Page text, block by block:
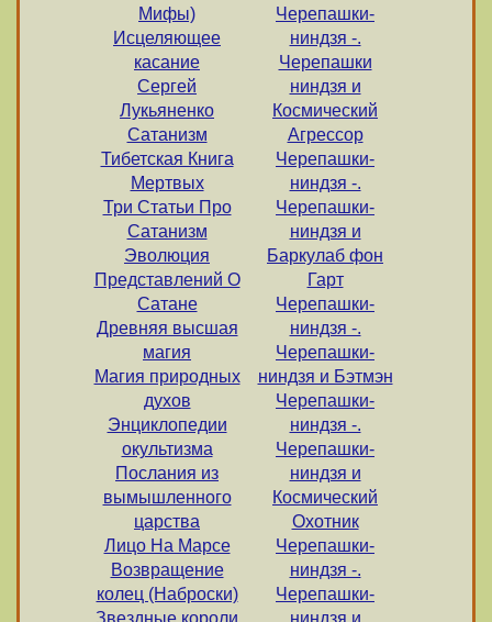
Мифы)
Исцеляющее
касание
Сергей
Лукьяненко
Сатанизм
Тибетская Книга
Мертвых
Три Статьи Про
Сатанизм
Эволюция
Представлений О
Сатане
Древняя высшая
магия
Магия природных
духов
Энциклопедии
окультизма
Послания из
вымышленного
царства
Лицо На Марсе
Возвращение
колец (Наброски)
Звездные короли
Черепашки-
ниндзя -.
Черепашки
ниндзя и
Космический
Агрессор
Черепашки-
ниндзя -.
Черепашки-
ниндзя и
Баркулаб фон
Гарт
Черепашки-
ниндзя -.
Черепашки-
ниндзя и Бэтмэн
Черепашки-
ниндзя -.
Черепашки-
ниндзя и
Космический
Охотник
Черепашки-
ниндзя -.
Черепашки-
ниндзя и